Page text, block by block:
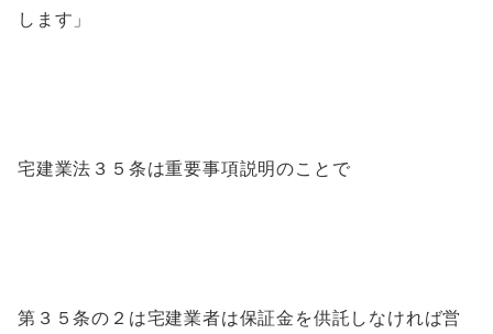
します」
宅建業法３５条は重要事項説明のことで
第３５条の２は宅建業者は保証金を供託しなければ営